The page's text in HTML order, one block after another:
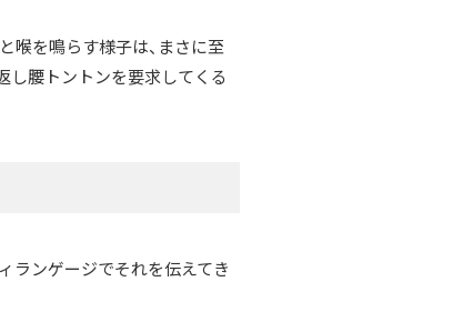
喉を鳴らす様子は、まさに至
し腰トントンを要求してくる
ランゲージでそれを伝えてき